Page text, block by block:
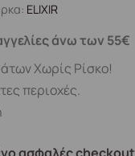
ELIXIR
άνω των 55€
Χωρίς Ρίσκο!
περιοχές.
ασφαλές checkout